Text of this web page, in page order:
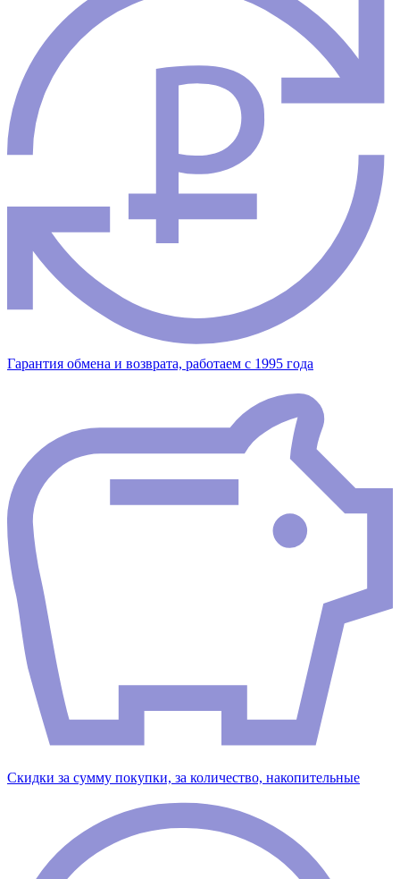
Гарантия обмена и возврата, работаем с 1995 года
Скидки за сумму покупки, за количество, накопительные